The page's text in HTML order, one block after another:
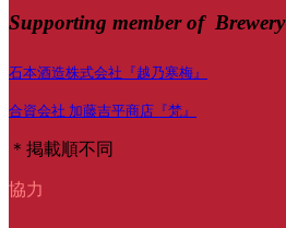
Supporting member of Brewery
石本酒造株式会社『越乃寒梅』
合資会社 加藤吉平商店『梵』
＊掲載順不同
協力